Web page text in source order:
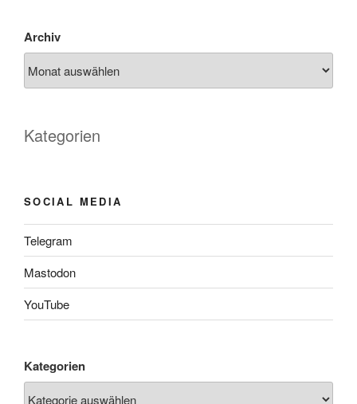
Archiv
Kategorien
SOCIAL MEDIA
Telegram
Mastodon
YouTube
Kategorien